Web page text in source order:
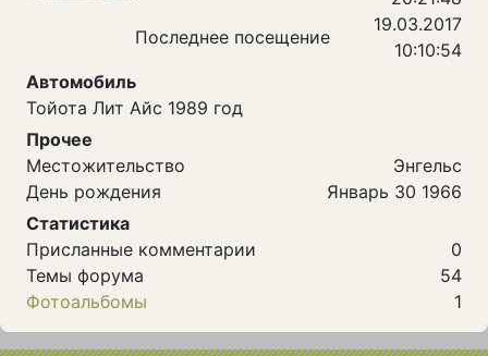
Последнее посещение
19.03.2017
10:10:54
Автомобиль
Тойота Лит Айс 1989 год
Прочее
Местожительство
Энгельс
День рождения
Январь 30 1966
Статистика
Присланные комментарии
0
Темы форума
54
Фотоальбомы
1